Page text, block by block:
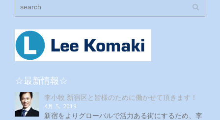
☆最新情報☆
李小牧 新宿区と皆様のために働かせて頂きます！
4月 5, 2019
新宿をよりグローバルで活力ある街にするため、李